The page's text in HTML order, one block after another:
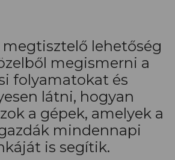
megtisztelő lehetőség
megismerni a
folyamatokat és
látni, hogyan
a gépek, amelyek a
mindennapi
is segítik.